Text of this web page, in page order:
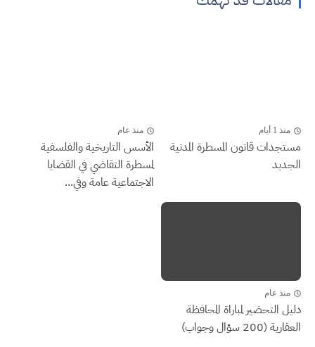
منذ 1 أيام
مستجدات قانون المسطرة المدنية
الجديد
منذ عام
الأسس التاريخية والفلسفية
لمسطرة التقاضي في القضايا
الاجتماعية عامة وفي...
منذ عام
دليل التحضير لمباراة المحافظة
العقارية (200 سؤال وجواب)